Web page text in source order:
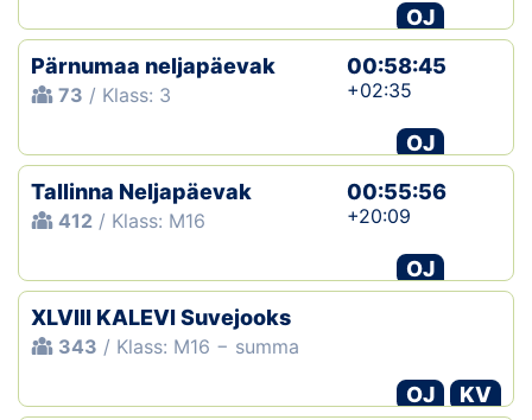
OJ
Pärnumaa neljapäevak
73 / Klass: 3
00:58:45
+02:35
OJ
Tallinna Neljapäevak
412 / Klass: M16
00:55:56
+20:09
OJ
XLVIII KALEVI Suvejooks
343 / Klass: M16 − summa
OJ
KV